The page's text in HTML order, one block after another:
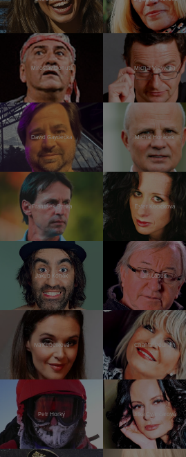
Miroslav Donutil Michal Viewegh
David Gaydečka Michal Horáček
František Straka Ester Kočičková
Jakub Kohák Jiří Lábus
Iva Kubelková Chantal Poullain
Petr Horký Jitka Čvančarová